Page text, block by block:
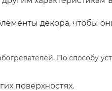
декора, чтобы
По способу
поверхностях.